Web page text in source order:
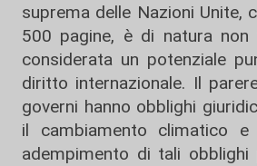
suprema delle Nazioni Unite,
500 pagine, è di natura non
considerata un potenziale
diritto internazionale. Il
governi hanno obblighi
il cambiamento climatico
adempimento di tali obblighi